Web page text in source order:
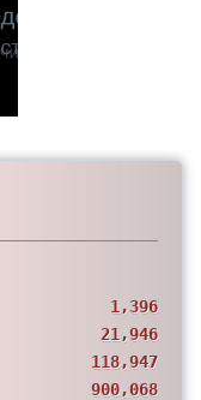
1,396
21,946
118,947
900,068